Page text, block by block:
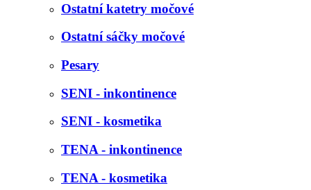
Ostatní katetry močové
Ostatní sáčky močové
Pesary
SENI - inkontinence
SENI - kosmetika
TENA - inkontinence
TENA - kosmetika